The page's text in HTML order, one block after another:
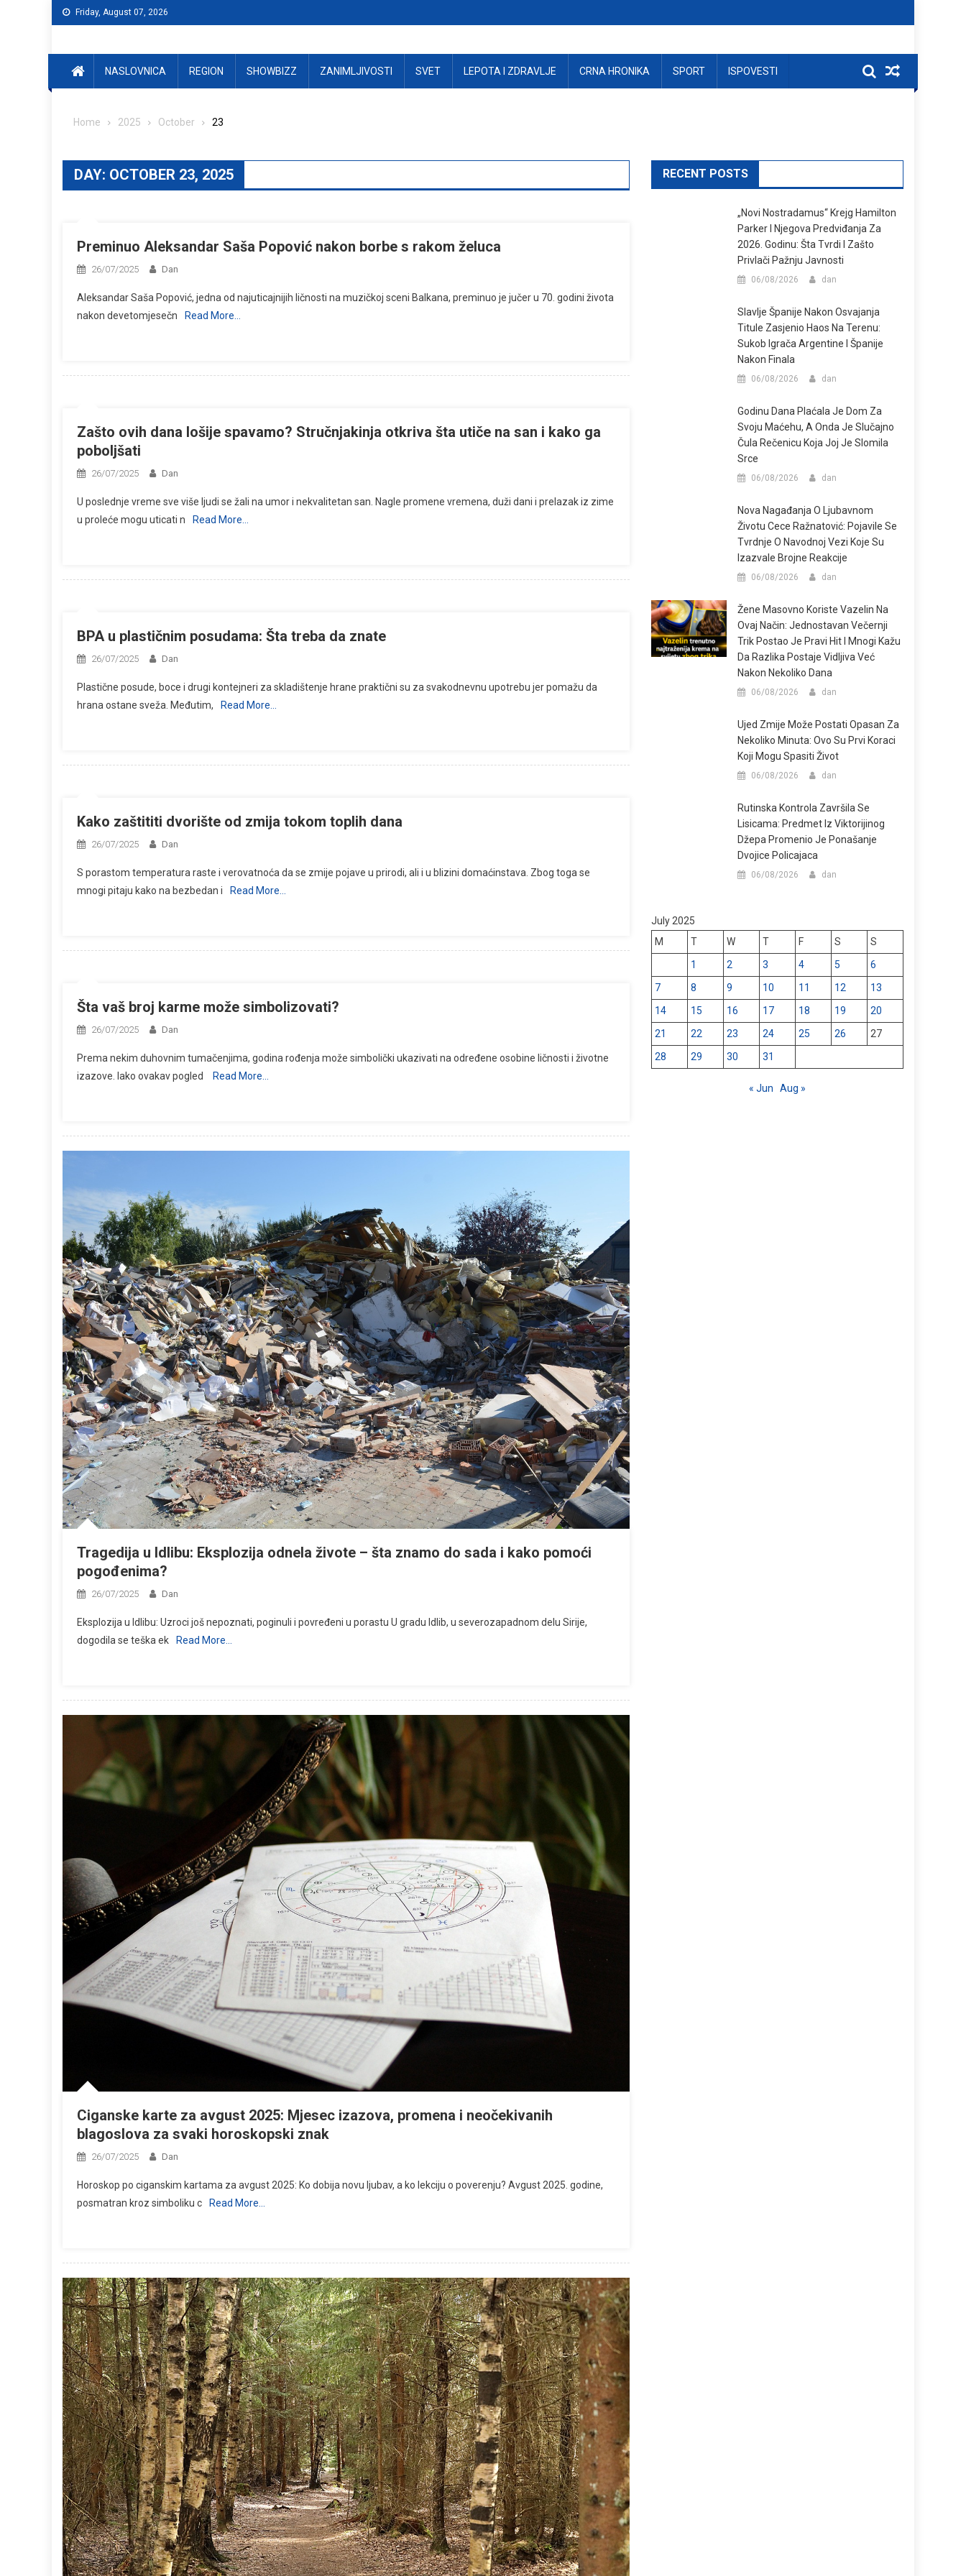
Friday, August 07, 2026
NASLOVNICA REGION SHOWBIZZ ZANIMLJIVOSTI SVET LEPOTA I ZDRAVLJE CRNA HRONIKA SPORT ISPOVESTI
Home 2025 October 23
DAY: OCTOBER 23, 2025
Preminuo Aleksandar Saša Popović nakon borbe s rakom želuca
26/07/2025 Dan
Aleksandar Saša Popović, jedna od najuticajnijih ličnosti na muzičkoj sceni Balkana, preminuo je jučer u 70. godini života
nakon devetomjesečn
Read More…
Zašto ovih dana lošije spavamo? Stručnjakinja otkriva šta utiče na san i kako ga
poboljšati
26/07/2025 Dan
U poslednje vreme sve više ljudi se žali na umor i nekvalitetan san. Nagle promene vremena, duži dani i prelazak iz zime
u proleće mogu uticati n
Read More…
BPA u plastičnim posudama: Šta treba da znate
26/07/2025 Dan
Plastične posude, boce i drugi kontejneri za skladištenje hrane praktični su za svakodnevnu upotrebu jer pomažu da
hrana ostane sveža. Međutim,
Read More…
Kako zaštititi dvorište od zmija tokom toplih dana
26/07/2025 Dan
S porastom temperatura raste i verovatnoća da se zmije pojave u prirodi, ali i u blizini domaćinstava. Zbog toga se
mnogi pitaju kako na bezbedan i
Read More…
Šta vaš broj karme može simbolizovati?
26/07/2025 Dan
Prema nekim duhovnim tumačenjima, godina rođenja može simbolički ukazivati na određene osobine ličnosti i životne
izazove. Iako ovakav pogled
Read More…
Tragedija u Idlibu: Eksplozija odnela živote – šta znamo do sada i kako pomoći
pogođenima?
26/07/2025 Dan
Eksplozija u Idlibu: Uzroci još nepoznati, poginuli i povređeni u porastu U gradu Idlib, u severozapadnom delu Sirije,
dogodila se teška ek
Read More…
Ciganske karte za avgust 2025: Mjesec izazova, promena i neočekivanih
blagoslova za svaki horoskopski znak
26/07/2025 Dan
Horoskop po ciganskim kartama za avgust 2025: Ko dobija novu ljubav, a ko lekciju o poverenju? Avgust 2025. godine,
posmatran kroz simboliku c
Read More…
RECENT POSTS
„Novi Nostradamus“ Krejg Hamilton
Parker I Njegova Predviđanja Za
2026. Godinu: Šta Tvrdi I Zašto
Privlači Pažnju Javnosti
06/08/2026 dan
Slavlje Španije Nakon Osvajanja
Titule Zasjenio Haos Na Terenu:
Sukob Igrača Argentine I Španije
Nakon Finala
06/08/2026 dan
Godinu Dana Plaćala Je Dom Za
Svoju Maćehu, A Onda Je Slučajno
Čula Rečenicu Koja Joj Je Slomila
Srce
06/08/2026 dan
Nova Nagađanja O Ljubavnom
Životu Cece Ražnatović: Pojavile Se
Tvrdnje O Navodnoj Vezi Koje Su
Izazvale Brojne Reakcije
06/08/2026 dan
Žene Masovno Koriste Vazelin Na
Ovaj Način: Jednostavan Večernji
Trik Postao Je Pravi Hit I Mnogi Kažu
Da Razlika Postaje Vidljiva Već
Nakon Nekoliko Dana
06/08/2026 dan
Ujed Zmije Može Postati Opasan Za
Nekoliko Minuta: Ovo Su Prvi Koraci
Koji Mogu Spasiti Život
06/08/2026 dan
Rutinska Kontrola Završila Se
Lisicama: Predmet Iz Viktorijinog
Džepa Promenio Je Ponašanje
Dvojice Policajaca
06/08/2026 dan
July 2025
M
T W T F S
S
1
2 3 4 5
6
7
8 9 10 11 12
13
14
15 16 17 18 19
20
21
22 23 24 25 26
27
28
29 30 31
« Jun Aug »